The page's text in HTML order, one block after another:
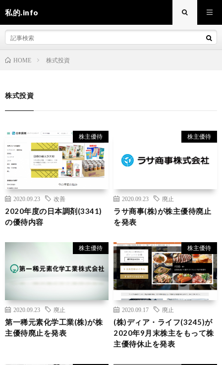
私的.info
HOME 株式投資
株式投資
株主優待
2020.09.23 改善
2020年度の日本調剤(3341)
の優待内容
株主優待
2020.09.23 廃止
ラサ商事(株)が株主優待廃止
を発表
株主優待
2020.09.23 廃止
第一稀元素化学工業(株)が株
主優待廃止を発表
株主優待
2020.09.17 廃止
(株)ディア・ライフ(3245)が
2020年9月末株主をもって株
主優待休止を発表